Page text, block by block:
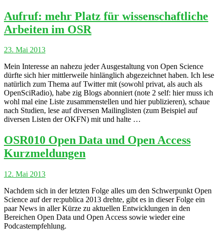
Aufruf: mehr Platz für wissenschaftliche
Arbeiten im OSR
23. Mai 2013
Mein Interesse an nahezu jeder Ausgestaltung von Open Science
dürfte sich hier mittlerweile hinlänglich abgezeichnet haben. Ich lese
natürlich zum Thema auf Twitter mit (sowohl privat, als auch als
OpenSciRadio), habe zig Blogs abonniert (note 2 self: hier muss ich
wohl mal eine Liste zusammenstellen und hier publizieren), schaue
nach Studien, lese auf diversen Mailinglisten (zum Beispiel auf
diversen Listen der OKFN) mit und halte …
OSR010 Open Data und Open Access
Kurzmeldungen
12. Mai 2013
Nachdem sich in der letzten Folge alles um den Schwerpunkt Open
Science auf der re:publica 2013 drehte, gibt es in dieser Folge ein
paar News in aller Kürze zu aktuellen Entwicklungen in den
Bereichen Open Data und Open Access sowie wieder eine
Podcastempfehlung.